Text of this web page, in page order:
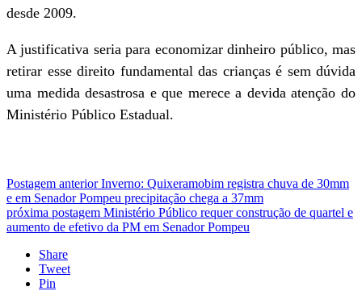
desde 2009.
A justificativa seria para economizar dinheiro público, mas
retirar esse direito fundamental das crianças é sem dúvida
uma medida desastrosa e que merece a devida atenção do
Ministério Público Estadual.
Postagem anterior Inverno: Quixeramobim registra chuva de 30mm
e em Senador Pompeu precipitação chega a 37mm
próxima postagem Ministério Público requer construção de quartel e
aumento de efetivo da PM em Senador Pompeu
Share
Tweet
Pin